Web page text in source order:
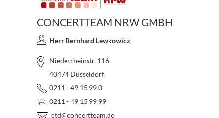
CONCERTTEAM NRW GMBH
Herr Bernhard Lewkowicz
Niederrheinstr. 116
40474 Düsseldorf
0211 - 49 15 99 0
0211 - 49 15 99 99
ctd@concertteam.de